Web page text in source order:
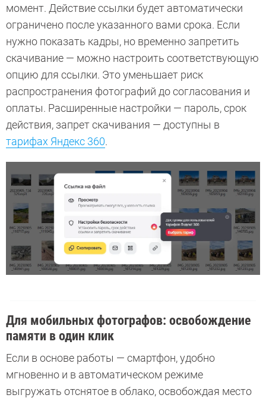
момент. Действие ссылки будет автоматически
ограничено после указанного вами срока. Если
нужно показать кадры, но временно запретить
скачивание — можно настроить соответствующую
опцию для ссылки. Это уменьшает риск
распространения фотографий до согласования и
оплаты. Расширенные настройки — пароль, срок
действия, запрет скачивания — доступны в
тарифах Яндекс 360.
Для мобильных фотографов: освобождение
памяти в один клик
Если в основе работы — смартфон, удобно
мгновенно и в автоматическом режиме
выгружать отснятое в облако, освобождая место